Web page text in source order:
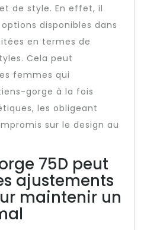
de style. En effet, il
disponibles dans
en termes de
Cela peut
femmes qui
gorge à la fois
les obligeant
sur le design au
75D peut
ajustements
maintenir un